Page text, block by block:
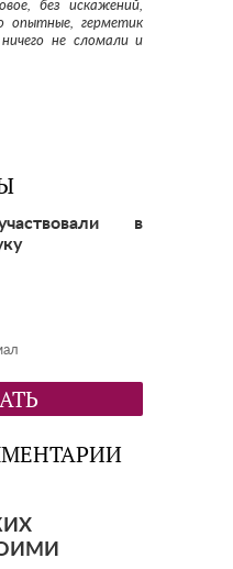
без искажений,
опытные, герметик
не сломали и
в